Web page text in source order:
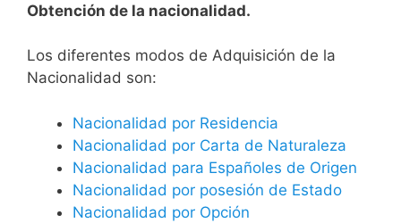
Obtención de la nacionalidad.
​​​Los diferentes modos de Adquisición de la
Nacionalidad son:
Nacionalidad por Residencia
Nacionalidad por Carta de Naturaleza
Nacionalidad para Españoles de Origen
Nacionalidad por posesión de Estado
Nacionalidad por Opción